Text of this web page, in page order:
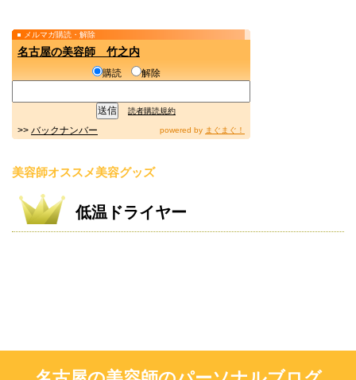
メルマガ購読・解除
名古屋の美容師 竹之内
購読 解除
読者購読規約
>> バックナンバー powered by まぐまぐ！
美容師オススメ美容グッズ
低温ドライヤー